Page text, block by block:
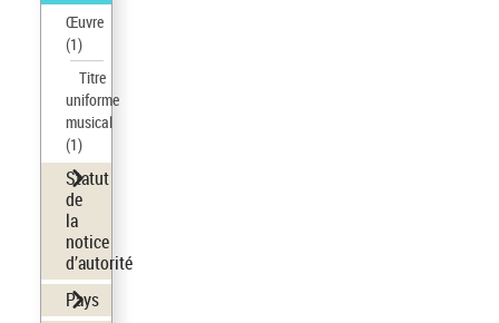
Œuvre
(1)
Titre
uniforme
musical
(1)
Statut
de
la
notice
d’autorité
Pays